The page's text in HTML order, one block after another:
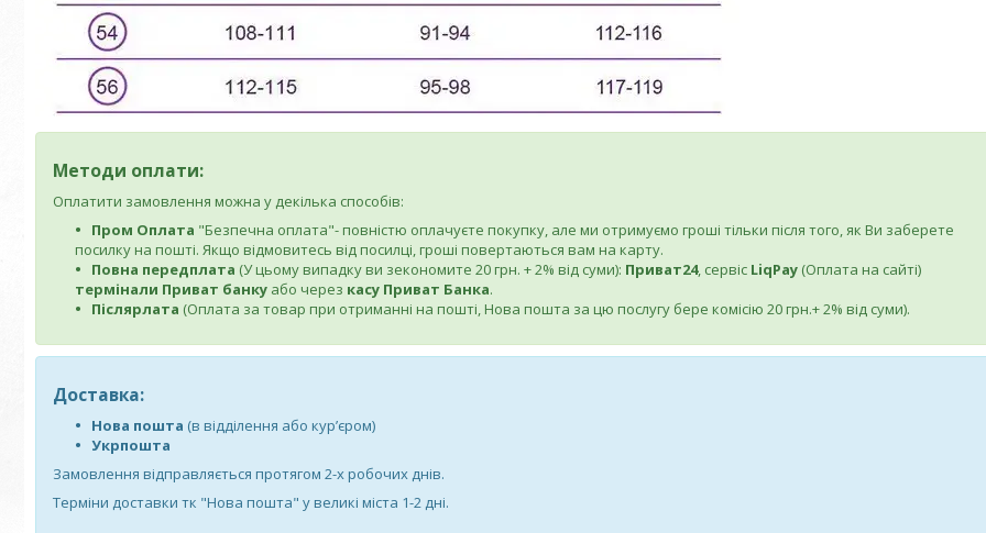
Методи оплати:
Оплатити замовлення можна у декілька способів:
Пром Оплата "Безпечна оплата"- повністю оплачуєте покупку, але ми отримуємо гроші тільки після того, як Ви заберете
посилку на пошті. Якщо відмовитесь від посилці, гроші повертаються вам на карту.
Повна передплата (У цьому випадку ви зекономите 20 грн. + 2% від суми): Приват24, сервіс LiqPay (Оплата на сайті)
термінали Приват банку або через касу Приват Банка.
Післярлата (Оплата за товар при отриманні на пошті, Нова пошта за цю послугу бере комісію 20 грн.+ 2% від суми).
Доставка:
Нова пошта (в відділення або кур’єром)
Укрпошта
Замовлення відправляється протягом 2-х робочих днів.
Терміни доставки тк "Нова пошта" у великі міста 1-2 дні.